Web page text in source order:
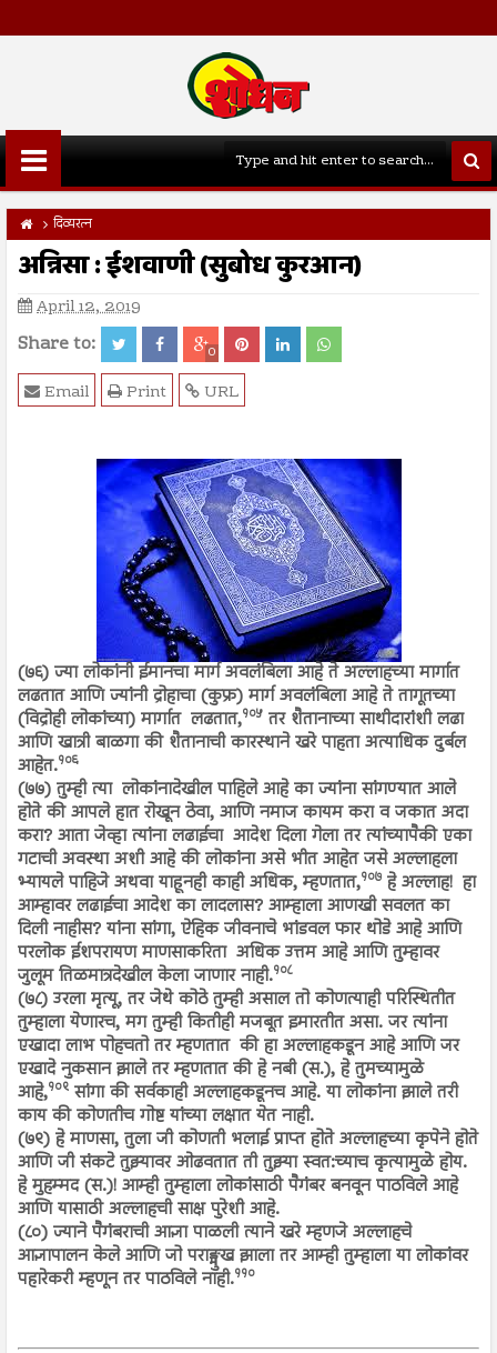
दिव्यरत्न
अन्निसा : ईशवाणी (सुबोध कुरआन)
April 12, 2019
Share to: 0
URL
Print
Email
(७६) ज्या लोकांनी ईमानचा मार्ग अवलंबिला आहे ते अल्लाहच्या मार्गात
लढतात आणि ज्यांनी द्रोहाचा (कुफ्र) मार्ग अवलंबिला आहे ते तागूतच्या
(विद्रोही लोकांच्या) मार्गात लढतात,१०५ तर शैतानाच्या साथीदारांशी लढा
आणि खात्री बाळगा की शैतानाची कारस्थाने खरे पाहता अत्याधिक दुर्बल
आहेत.१०६
(७७) तुम्ही त्या लोकांनादेखील पाहिले आहे का ज्यांना सांगण्यात आले
होते की आपले हात रोखून ठेवा, आणि नमाज कायम करा व जकात अदा
करा? आता जेव्हा त्यांना लढाईचा आदेश दिला गेला तर त्यांच्यापैकी एका
गटाची अवस्था अशी आहे की लोकांना असे भीत आहेत जसे अल्लाहला
भ्यायले पाहिजे अथवा याहूनही काही अधिक, म्हणतात,१०७ हे अल्लाह! हा
आम्हावर लढाईचा आदेश का लादलास? आम्हाला आणखी सवलत का
दिली नाहीस? यांना सांगा, ऐहिक जीवनाचे भांडवल फार थोडे आहे आणि
परलोक ईशपरायण माणसाकरिता अधिक उत्तम आहे आणि तुम्हावर
जुलूम तिळमात्रदेखील केला जाणार नाही.१०८
(७८) उरला मृत्यू, तर जेथे कोठे तुम्ही असाल तो कोणत्याही परिस्थितीत
तुम्हाला येणारच, मग तुम्ही कितीही मजबूत इमारतीत असा. जर त्यांना
एखादा लाभ पोहचतो तर म्हणतात की हा अल्लाहकडून आहे आणि जर
एखादे नुकसान झाले तर म्हणतात की हे नबी (स.), हे तुमच्यामुळे
आहे,१०९ सांगा की सर्वकाही अल्लाहकडूनच आहे. या लोकांना झाले तरी
काय की कोणतीच गोष्ट यांच्या लक्षात येत नाही.
(७९) हे माणसा, तुला जी कोणती भलाई प्राप्त होते अल्लाहच्या कृपेने होते
आणि जी संकटे तुझ्यावर ओढवतात ती तुझ्या स्वत:च्याच कृत्यामुळे होय.
हे मुहम्मद (स.)! आम्ही तुम्हाला लोकांसाठी पैगंबर बनवून पाठविले आहे
आणि यासाठी अल्लाहची साक्ष पुरेशी आहे.
(८०) ज्याने पैगंबराची आज्ञा पाळली त्याने खरे म्हणजे अल्लाहचे
आज्ञापालन केले आणि जो पराङ्मुख झाला तर आम्ही तुम्हाला या लोकांवर
पहारेकरी म्हणून तर पाठविले नाही.११०